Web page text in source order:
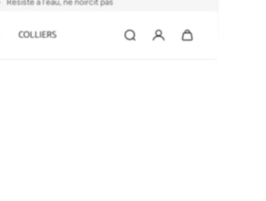
COLLIERS
Résiste à l'eau, ne noircit pas